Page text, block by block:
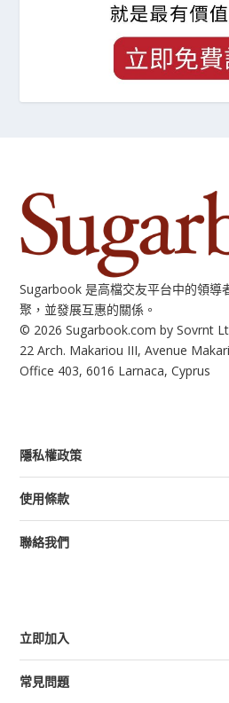
Sugarbook 是高檔交友平台中的領導
聚，並發展互惠的關係。
© 2026 Sugarbook.com by Sovrnt
22 Arch. Makariou III, Avenue
Office 403, 6016 Larnaca, Cyprus
隱私權政策
使用條款
聯絡我們
立即加入
常見問題